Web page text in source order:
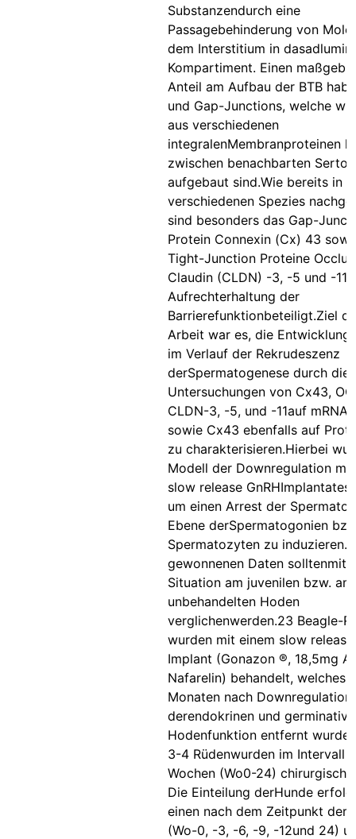
Substanzendurch eine
Passagebehinderung von
dem Interstitium in
Kompartiment. Einen
Anteil am Aufbau der BTB
und Gap-Junctions, welche
aus verschiedenen
integralenMembranproteinen
zwischen benachbarten
aufgebaut sind.Wie bereits in
verschiedenen Spezies
sind besonders das Gap-
Protein Connexin (Cx) 43
Tight-Junction Proteine
Claudin (CLDN) -3, -5 und -11
Aufrechterhaltung der
Barrierefunktionbeteiligt.Ziel
Arbeit war es, die Entwicklung
im Verlauf der Rekrudeszenz
derSpermatogenese durch die
Untersuchungen von Cx43,
CLDN-3, -5, und -11auf
sowie Cx43 ebenfalls auf
zu charakterisieren.Hierbei
Modell der Downregulation
slow release
um einen Arrest der
Ebene derSpermatogonien
Spermatozyten zu induzieren.
gewonnenen Daten solltenmit
Situation am juvenilen bzw.
unbehandelten Hoden
verglichenwerden.23 Beagle-
wurden mit einem slow release
Implant (Gonazon ®, 18,5mg
Nafarelin) behandelt, welches
Monaten nach Downregulation
derendokrinen und
Hodenfunktion entfernt
3-4 Rüdenwurden im Intervall
Wochen (Wo0-24) chirurgisch
Die Einteilung derHunde
einen nach dem Zeitpunkt der
(Wo-0, -3, -6, -9, -12und 24)